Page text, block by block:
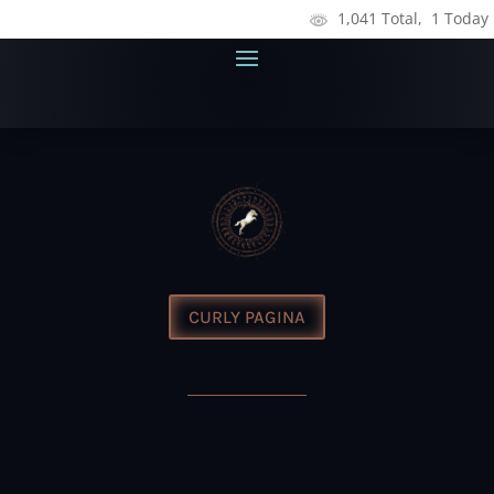
1,041 Total, 1 Today
CURLY PAGINA